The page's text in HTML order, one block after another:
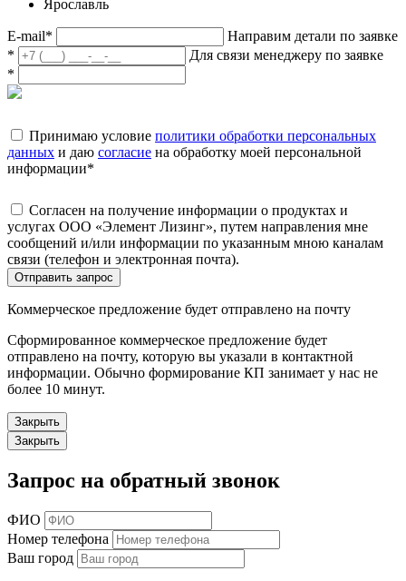
Ярославль
E-mail*
Направим детали по заявке
*
Для связи менеджеру по заявке
*
Принимаю условие политики обработки персональных
данных и даю согласие на обработку моей персональной
информации*
Согласен на получение информации о продуктах и
услугах ООО «Элемент Лизинг», путем направления мне
сообщений и/или информации по указанным мною каналам
связи (телефон и электронная почта).
Отправить запрос
Коммерческое предложение будет отправлено на почту
Сформированное коммерческое предложение будет
отправлено на почту, которую вы указали в контактной
информации. Обычно формирование КП занимает у нас не
более 10 минут.
Закрыть
Закрыть
Запрос на обратный звонок
ФИО
Номер телефона
Ваш город